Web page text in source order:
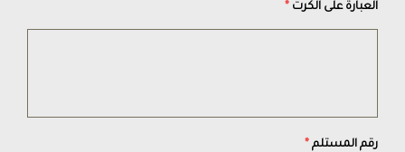
العبارة على الكرت *
رقم المستلم *